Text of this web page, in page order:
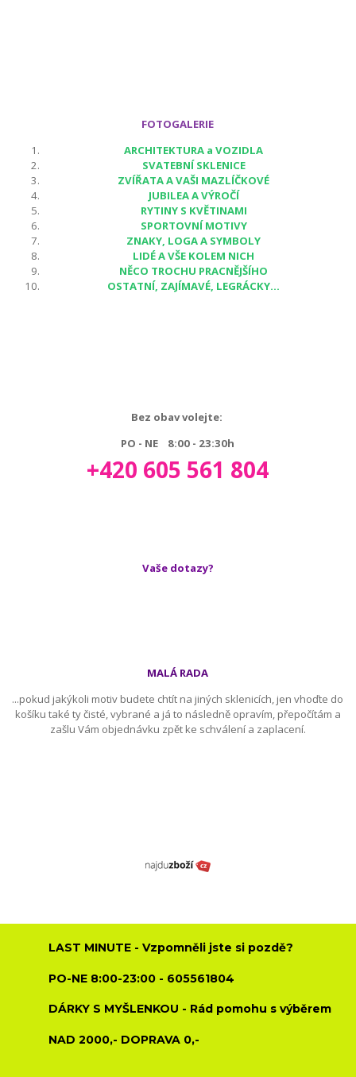
FOTOGALERIE
ARCHITEKTURA a VOZIDLA
SVATEBNÍ SKLENICE
ZVÍŘATA A VAŠI MAZLÍČKOVÉ
JUBILEA A VÝROČÍ
RYTINY S KVĚTINAMI
SPORTOVNÍ MOTIVY
ZNAKY, LOGA A SYMBOLY
LIDÉ A VŠE KOLEM NICH
NĚCO TROCHU PRACNĚJŠÍHO
OSTATNÍ, ZAJÍMAVÉ, LEGRÁCKY...
Bez obav volejte:
PO - NE 8:00 - 23:30h
+420 605 561 804
Vaše dotazy?
MALÁ RADA
...pokud jakýkoli motiv budete chtít na jiných sklenicích, jen vhoďte do
košíku také ty čisté, vybrané a já to následně opravím, přepočítám a
zašlu Vám objednávku zpět ke schválení a zaplacení.
LAST MINUTE - Vzpomněli jste si pozdě?
PO-NE 8:00-23:00 - 605561804
DÁRKY S MYŠLENKOU - Rád pomohu s výběrem
NAD 2000,- DOPRAVA 0,-